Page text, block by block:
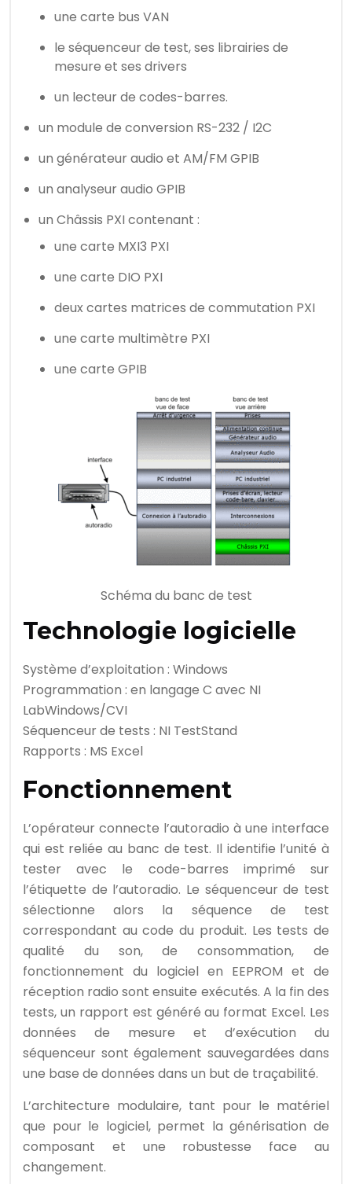
une carte bus VAN
le séquenceur de test, ses librairies de
mesure et ses drivers
un lecteur de codes-barres.
un module de conversion RS-232 / I2C
un générateur audio et AM/FM GPIB
un analyseur audio GPIB
un Châssis PXI contenant :
une carte MXI3 PXI
une carte DIO PXI
deux cartes matrices de commutation PXI
une carte multimètre PXI
une carte GPIB
Schéma du banc de test
Technologie logicielle
Système d’exploitation : Windows
Programmation : en langage C avec NI
LabWindows/CVI
Séquenceur de tests : NI TestStand
Rapports : MS Excel
Fonctionnement
L’opérateur connecte l’autoradio à une interface
qui est reliée au banc de test. Il identifie l’unité à
tester avec le code-barres imprimé sur
l’étiquette de l’autoradio. Le séquenceur de test
sélectionne alors la séquence de test
correspondant au code du produit. Les tests de
qualité du son, de consommation, de
fonctionnement du logiciel en EEPROM et de
réception radio sont ensuite exécutés. A la fin des
tests, un rapport est généré au format Excel. Les
données de mesure et d’exécution du
séquenceur sont également sauvegardées dans
une base de données dans un but de traçabilité.
L’architecture modulaire, tant pour le matériel
que pour le logiciel, permet la générisation de
composant et une robustesse face au
changement.